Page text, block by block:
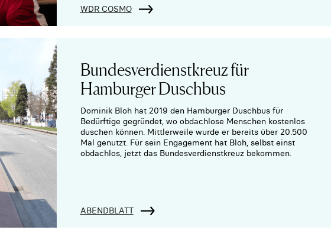
WDR COSMO
Bundesverdienstkreuz für
Hamburger Duschbus
Dominik Bloh hat 2019 den Hamburger Duschbus für
Bedürftige gegründet, wo obdachlose Menschen kostenlos
duschen können. Mittlerweile wurde er bereits über 20.500
Mal genutzt. Für sein Engagement hat Bloh, selbst einst
obdachlos, jetzt das Bundesverdienstkreuz bekommen.
ABENDBLATT